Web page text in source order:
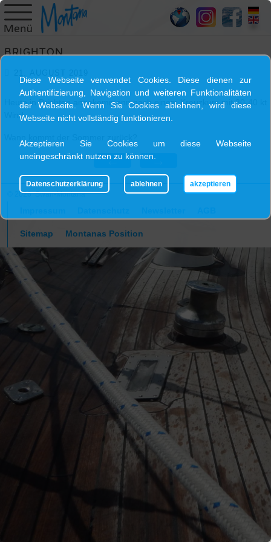
HOME
MONTANA
SKIPPER
TRIPS
BLOG
GALLERY
KONTAKT
BRIGHTON
Heute in Brighton angekommenn nach einem Kreuzkurs mit 30-40 kt
Wind.
← →
© 2026 Swan-Montana
Sitemap Montanas Position
Diese Webseite verwendet Cookies. Diese dienen zur
Authentifizierung, Navigation und weiteren Funktionalitäten
der Webseite. Wenn Sie Cookies ablehnen, wird diese
Webseite nicht vollständig funktionieren.
Akzeptieren Sie Cookies um diese Webseite
uneingeschränkt nutzen zu können.
Datenschutzerklärung ablehnen akzeptieren